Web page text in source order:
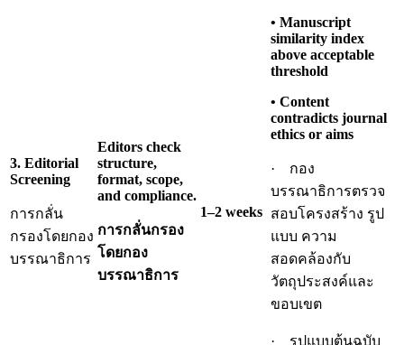
3. Editorial
Screening
การกลั่น
กรองโดยกอง
บรรณาธิการ
Editors check
structure,
format, scope,
and compliance.
การกลั่นกรอง
โดยกอง
บรรณาธิการ
1–2 weeks
• Manuscript
similarity index
above acceptable
threshold
• Content
contradicts journal
ethics or aims
· กอง
บรรณาธิการตรวจ
สอบโครงสร้าง รูป
แบบ ความ
สอดคล้องกับ
วัตถุประสงค์และ
ขอบเขต
· รูปแบบต้นฉบับ